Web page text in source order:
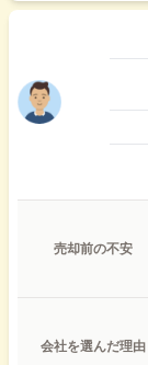
売却前の不安
会社を選んだ理由